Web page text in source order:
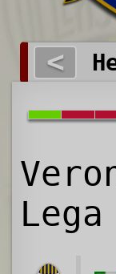
<